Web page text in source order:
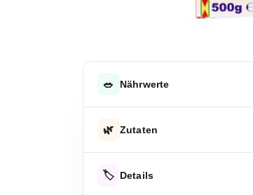
🥗 Nährwerte
Energie
🌿 Zutaten
🏷️ Details